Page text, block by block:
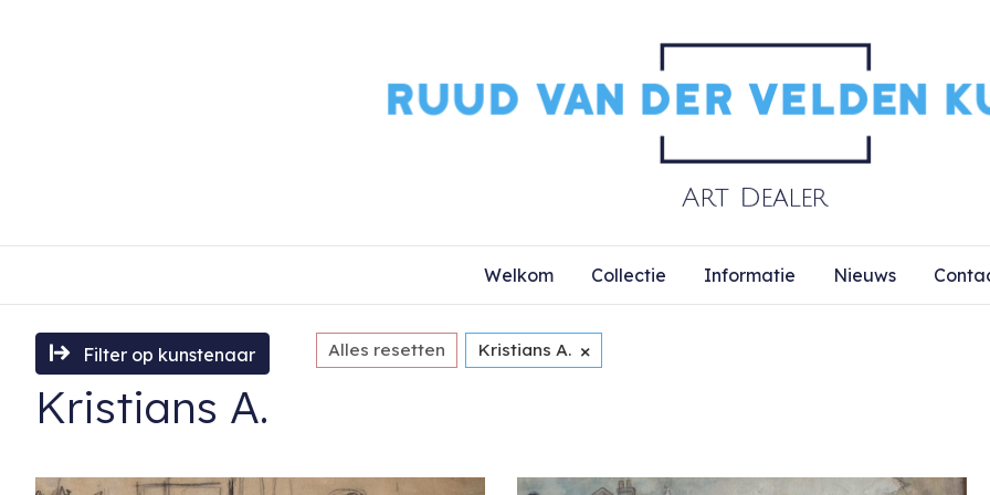
Welkom Collectie Informatie Nieuws
Filter op kunstenaar Alles resetten Kristians A. ×
Kristians A.